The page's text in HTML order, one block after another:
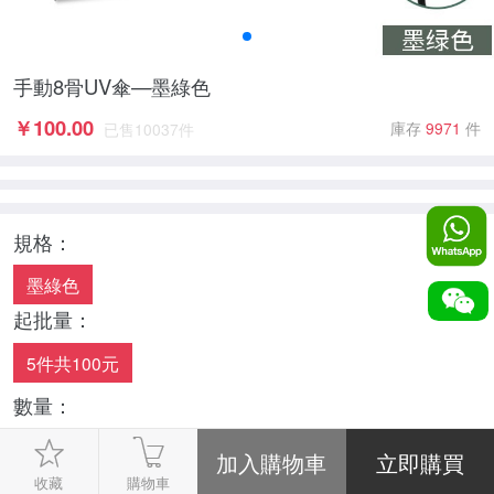
手動8骨UV傘—墨綠色
￥100.00 已售 10037件 庫存 9971 件
規格：
墨綠色
起批量：
5件共100元
數量：
-
+
收藏 購物車